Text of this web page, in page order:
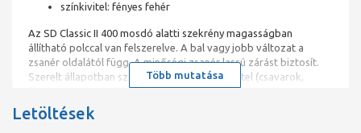
színkivitel: fényes fehér
Az SD Classic II 400 mosdó alatti szekrény magasságban
állítható polccal van felszerelve. A bal vagy jobb változat a
zsanér oldalától függ. A minőségi zsanér lassú zárást biztosít.
Szerelt állapotban szállítjuk, szerelési készlettel (csavarok,
zsanérok, dugók). A szekrényt a falra szerelik.
A fürdőszoba egységes megoldásához és design összhangjához
javasoljuk, hogy a mosdó alatti szekrényt kombinálja a Classic II
Több mutatása
Letöltések